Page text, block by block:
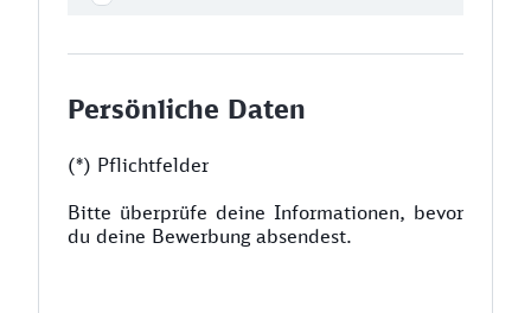
Persönliche Daten
(*) Pflichtfelder
Bitte überprüfe deine Informationen, bevor
du deine Bewerbung absendest.